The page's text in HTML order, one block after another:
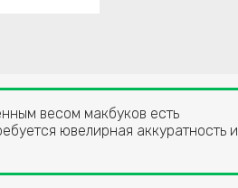
весом макбуков есть
ювелирная аккуратность и